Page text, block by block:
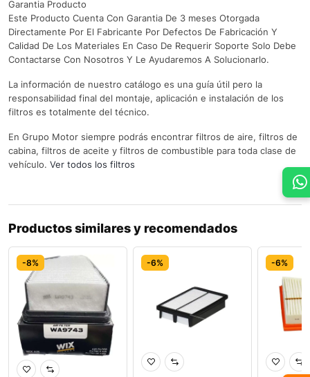
Garantia Producto
Este Producto Cuenta Con Garantia De 3 meses Otorgada
Directamente Por El Fabricante Por Defectos De Fabricación Y
Calidad De Los Materiales En Caso De Requerir Soporte Solo Debe
Contactarse Con Nosotros Y Le Ayudaremos A Solucionarlo.
La información de nuestro catálogo es una guía útil pero la
responsabilidad final del montaje, aplicación e instalación de los
filtros es totalmente del técnico.
En Grupo Motor siempre podrás encontrar filtros de aire, filtros de
cabina, filtros de aceite y filtros de combustible para toda clase de
vehículo. Ver todos los filtros
Productos similares y recomendados
-8% -6% -6%